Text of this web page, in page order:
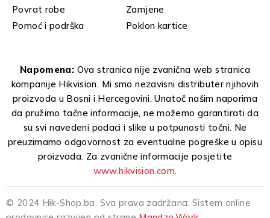
Povrat robe
Zamjene
Pomoć i podrška
Poklon kartice
Napomena: Ova stranica nije zvanična web stranica
kompanije Hikvision. Mi smo nezavisni distributer njihovih
proizvoda u Bosni i Hercegovini. Unatoč našim naporima
da pružimo tačne informacije, ne možemo garantirati da
su svi navedeni podaci i slike u potpunosti točni. Ne
preuzimamo odgovornost za eventualne pogreške u opisu
proizvoda. Za zvanične informacije posjetite
www.hikvision.com.
© 2024 Hik-Shop.ba. Sva prava zadržana. Sistem online